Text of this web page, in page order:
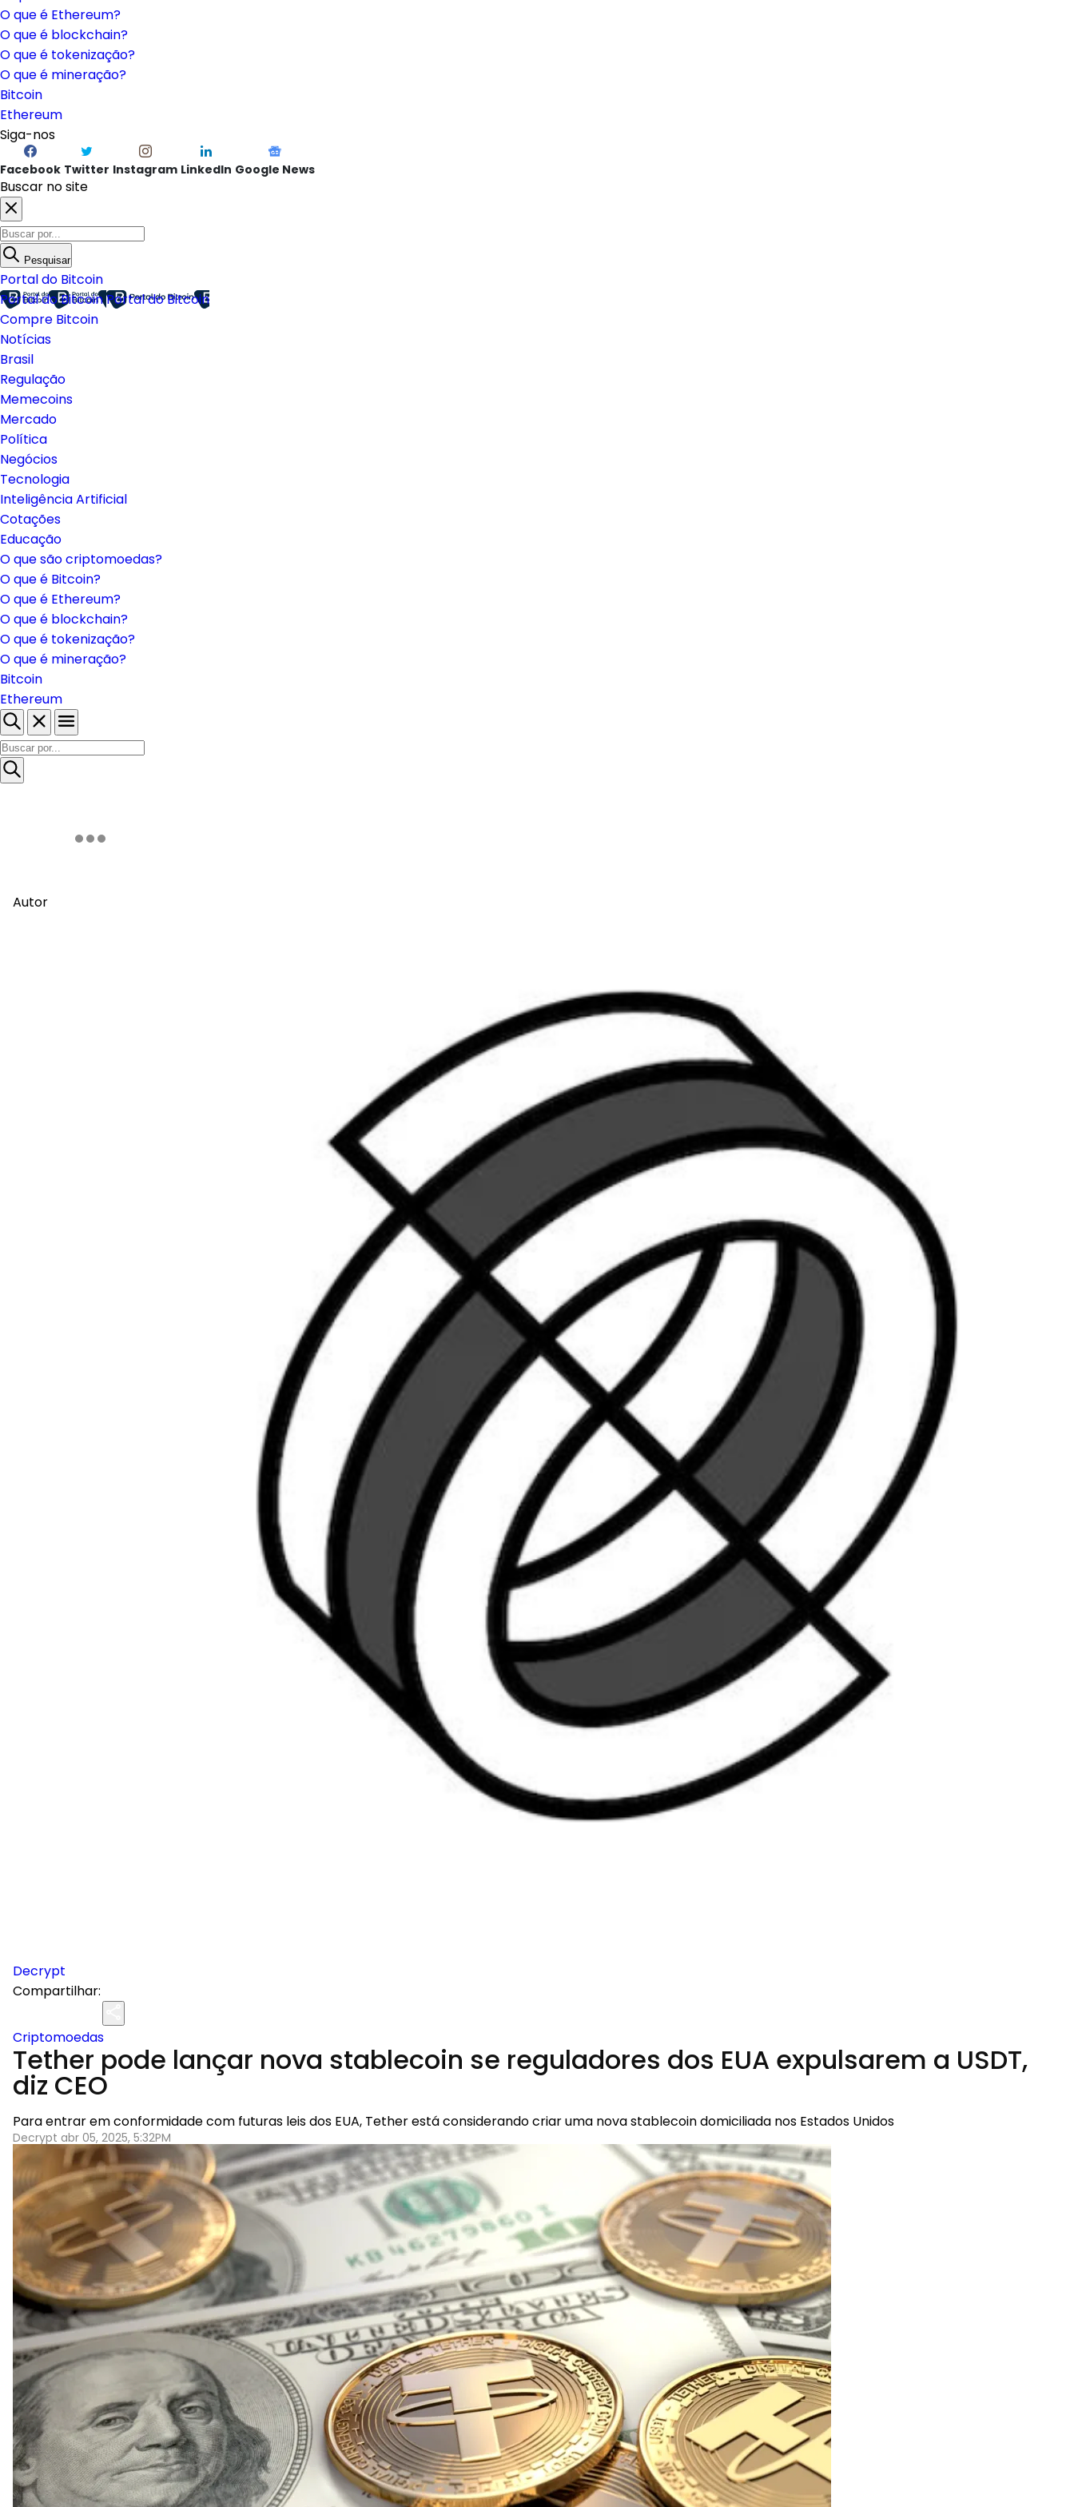
O que é Ethereum?
O que é blockchain?
O que é tokenização?
O que é mineração?
Bitcoin
Ethereum
Siga-nos
Facebook Twitter Instagram LinkedIn Google News
Buscar no site
Pesquisar
Portal do Bitcoin
Portal do BitcoinPortal do Bitcoin
Compre Bitcoin
Notícias
Brasil
Regulação
Memecoins
Mercado
Política
Negócios
Tecnologia
Inteligência Artificial
Cotações
Educação
O que são criptomoedas?
O que é Bitcoin?
O que é Ethereum?
O que é blockchain?
O que é tokenização?
O que é mineração?
Bitcoin
Ethereum
Autor
Decrypt
Compartilhar:
Criptomoedas
Tether pode lançar nova stablecoin se reguladores dos EUA expulsarem a USDT,
diz CEO
Para entrar em conformidade com futuras leis dos EUA, Tether está considerando criar uma nova stablecoin domiciliada nos Estados Unidos
Decrypt abr 05, 2025, 5:32PM